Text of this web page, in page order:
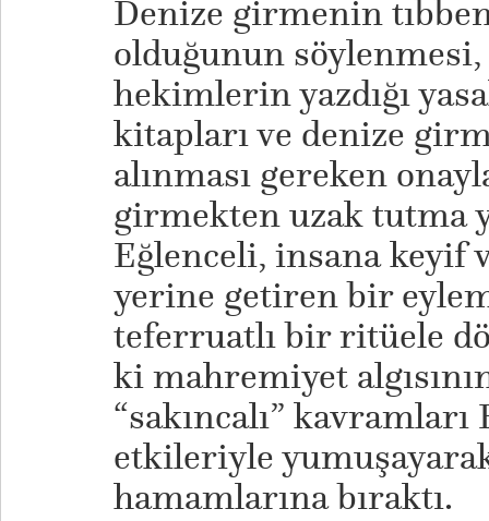
Denize girmenin
olduğunun söylenmesi,
hekimlerin yazdığı
kitapları ve denize
alınması gereken
girmekten uzak tutma
Eğlenceli, insana keyif
yerine getiren bir
teferruatlı bir ritüele
ki mahremiyet
“sakıncalı” kavramları
etkileriyle
hamamlarına bıraktı.